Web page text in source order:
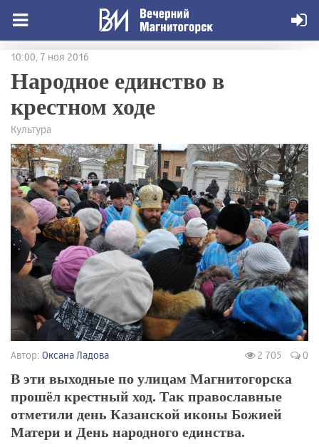
10:00, 7 ноя 2016
Народное единство в
крестном ходе
Культура
Автор: Оксана Ладова 2 705 0
В эти выходные по улицам Магнитогорска
прошёл крестный ход. Так православные
отметили день Казанской иконы Божией
Матери и День народного единства.